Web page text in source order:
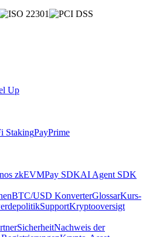
Up
StakingPayPrime
zkEVMPay SDKAI Agent SDK
BTC/USD KonverterGlossarKurs-
SupportKryptooversigt
SicherheitNachweis der